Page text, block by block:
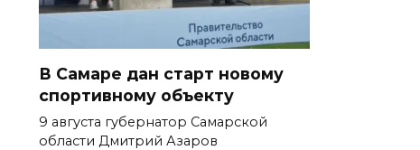
В Самаре дан старт новому
спортивному объекту
9 августа губернатор Самарской
области Дмитрий Азаров